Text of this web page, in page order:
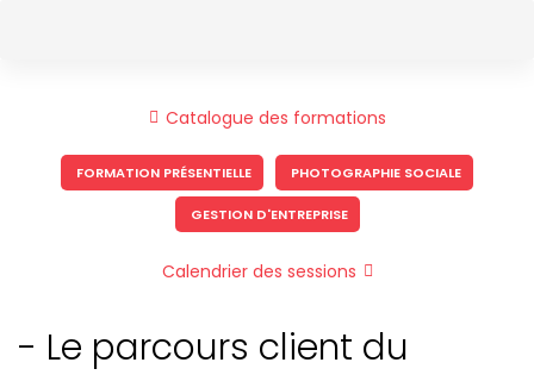
Catalogue des formations
FORMATION PRÉSENTIELLE PHOTOGRAPHIE SOCIALE
GESTION D'ENTREPRISE
Calendrier des sessions
- Le parcours client du